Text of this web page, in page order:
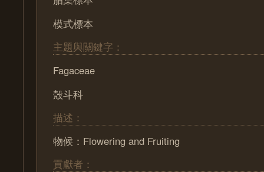
模式標本
主題與關鍵字：
Fagaceae
殼斗科
描述：
物候：Flowering and Fruiting
貢獻者：